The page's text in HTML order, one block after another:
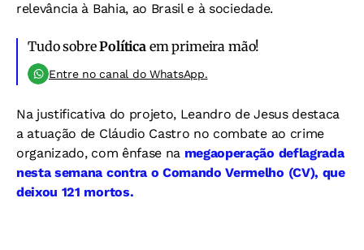
relevância à Bahia, ao Brasil e à sociedade.
Tudo sobrePolíticaem primeira mão!
Entre no canal do WhatsApp.
Na justificativa do projeto, Leandro de Jesus destaca
a atuação de Cláudio Castro no combate ao crime
organizado, com ênfase na megaoperação deflagrada
nesta semana contra o Comando Vermelho (CV), que
deixou 121 mortos.